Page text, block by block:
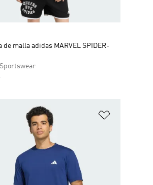
de malla adidas MARVEL SPIDER-
de deseos